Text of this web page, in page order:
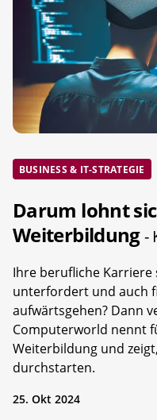
BUSINESS & IT-STRATEGIE
Darum lohnt
Weiterbildung-
Ihre berufliche Karriere
unterfordert und auch
aufwärtsgehen? Dann
Computerworld nennt
Weiterbildung und
durchstarten.
25. Okt 2024